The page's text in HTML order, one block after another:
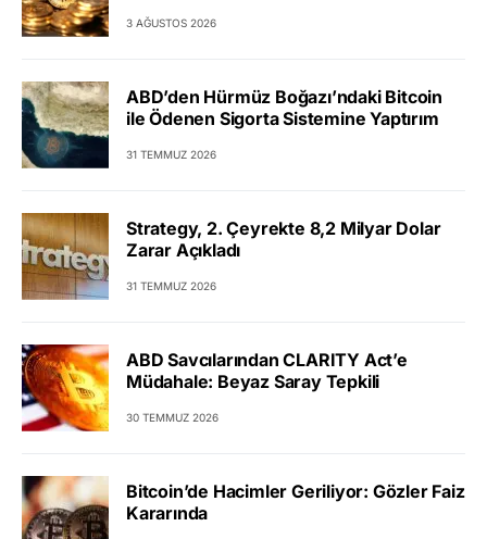
3 AĞUSTOS 2026
ABD’den Hürmüz Boğazı’ndaki Bitcoin
ile Ödenen Sigorta Sistemine Yaptırım
31 TEMMUZ 2026
Strategy, 2. Çeyrekte 8,2 Milyar Dolar
Zarar Açıkladı
31 TEMMUZ 2026
ABD Savcılarından CLARITY Act’e
Müdahale: Beyaz Saray Tepkili
30 TEMMUZ 2026
Bitcoin’de Hacimler Geriliyor: Gözler Faiz
Kararında